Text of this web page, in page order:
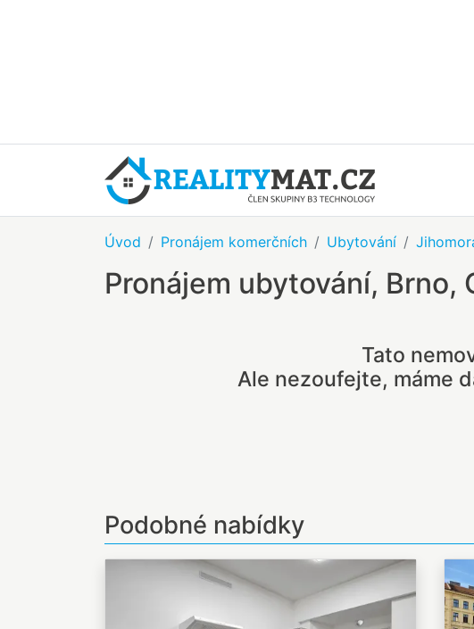
Úvod Pronájem komerčních Ubytování
Pronájem ubytování, Brno,
Tato
Ale nezoufejte, máme
Podobné nabídky